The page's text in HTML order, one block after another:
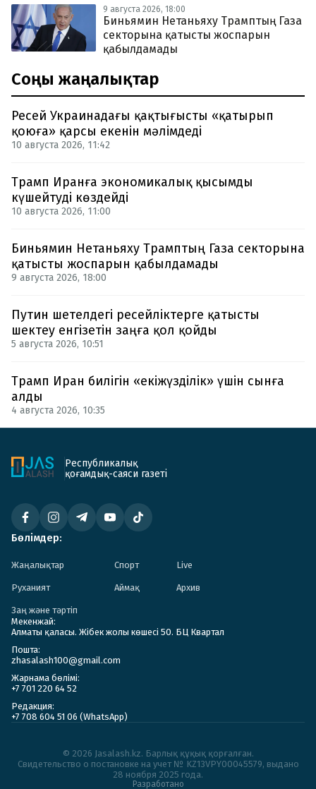
9 августа 2026, 18:00
Биньямин Нетаньяху Трамптың Газа
секторына қатысты жоспарын
қабылдамады
Соңғы жаңалықтар
Ресей Украинадағы қақтығысты «қатырып
қоюға» қарсы екенін мәлімдеді
10 августа 2026, 11:42
Трамп Иранға экономикалық қысымды
күшейтуді көздейді
10 августа 2026, 11:00
Биньямин Нетаньяху Трамптың Газа секторына
қатысты жоспарын қабылдамады
9 августа 2026, 18:00
Путин шетелдегі ресейліктерге қатысты
шектеу енгізетін заңға қол қойды
5 августа 2026, 10:51
Трамп Иран билігін «екіжүзділік» үшін сынға
алды
4 августа 2026, 10:35
Республикалық
қоғамдық-саяси газеті
Бөлімдер:
Жаңалықтар Спорт Live
Руханият Аймақ Архив
Заң және тәртіп
Мекенжай:
Алматы қаласы. Жібек жолы көшесі 50. БЦ Квартал
Пошта:
zhasalash100@gmail.com
Жарнама бөлімі:
+7 701 220 64 52
Редакция:
+7 708 604 51 06 (WhatsApp)
© 2026 Jasalash.kz. Барлық құқық қорғалған.
Cвидетельство о постановке на учет № KZ13VPY00045579, выдано
28 ноября 2025 года.
Разработано